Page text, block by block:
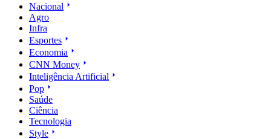
Nacional
Agro
Infra
Esportes
Economia
CNN Money
Inteligência Artificial
Pop
Saúde
Ciência
Tecnologia
Style